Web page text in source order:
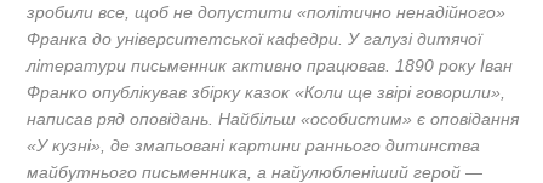
зробили все, щоб не допустити «політично ненадійного»
Франка до університетської кафедри. У галузі дитячої
літератури письменник активно працював. 1890 року Іван
Франко опублікував збірку казок «Коли ще звірі говорили»,
написав ряд оповідань. Найбільш «особистим» є оповідання
«У кузні», де змапьовані картини раннього дитинства
майбутнього письменника, а найулюбленіший герой —